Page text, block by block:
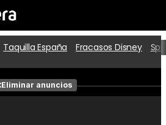
Cartelera
Películas
Taquilla España Fracasos Disney
Eliminar anuncios